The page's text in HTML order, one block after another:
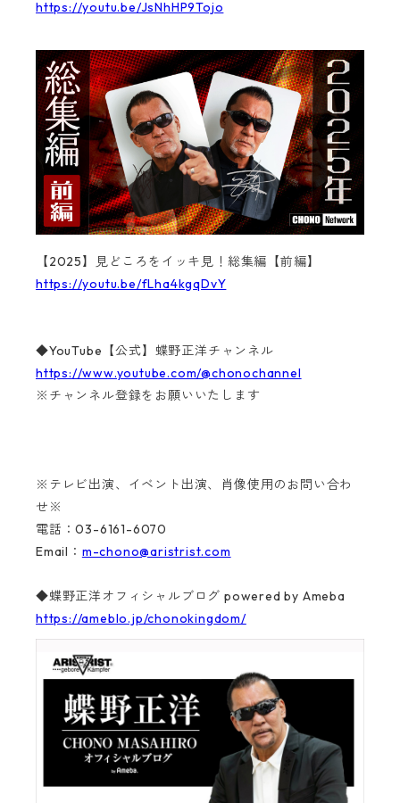
https://youtu.be/JsNhHP9Tojo
【2025】見どころをイッキ見！総集編【前編】
https://youtu.be/fLha4kgqDvY
◆YouTube【公式】蝶野正洋チャンネル
https://www.youtube.com/@chonochannel
※チャンネル登録をお願いいたします
※テレビ出演、イベント出演、肖像使用のお問い合わ
せ※
電話：03-6161-6070
Email： m-chono@aristrist.com
◆蝶野正洋オフィシャルブログ powered by Ameba
https://ameblo.jp/chonokingdom/